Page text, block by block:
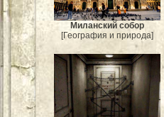
Миланский собор
[География и природа]